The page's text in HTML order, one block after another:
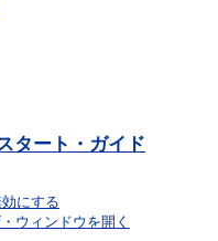
タート・ガイド
にする
ウィンドウを開く